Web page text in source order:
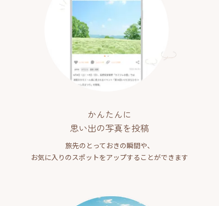
かんたんに
思い出の写真を投稿
旅先のとっておきの瞬間や、
お気に入りのスポットをアップすることができます